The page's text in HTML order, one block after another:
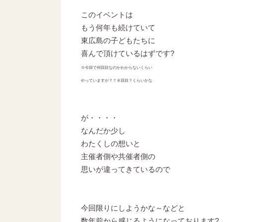
このイベントは
もう何年も続けていて
東広島の子どもたちに
喜んで頂けているはずです?
※今回で何回目なのかわからないくらい
やっていますが？？８回目？くらいかな
が・・・・
なんだか少し
わたくしの想いと
主催者側や共催者側の
思いが違ってきているので
今回限りにしようかな～などと